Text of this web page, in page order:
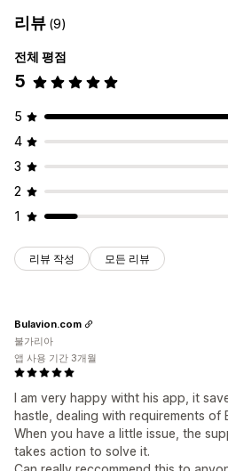
리뷰 (9)
전체 평점
5
5
4
3
2
1
리뷰 작성 모든 리뷰
I am very happy witht his app, it
hastle, dealing with requirements of
When you have a little issue, the
takes action to solve it.
Bulavion.com
불가리아
앱 사용 기간 3개월